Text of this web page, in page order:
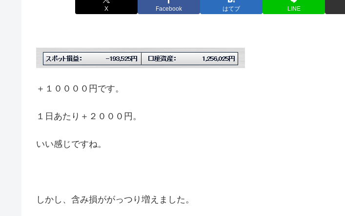
X Facebook はてブ LINE
＋１００００円です。
１日あたり＋２０００円。
いい感じですね。
しかし、含み損ががっつり増えました。